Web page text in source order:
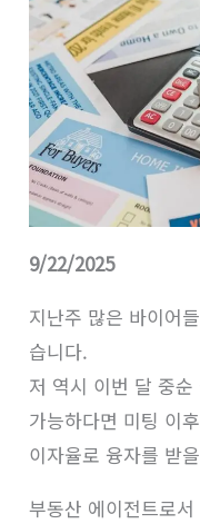
9/22/2025
지난주 많은 바이어
습니다.
저 역시 이번 달 중
가능하다면 미팅 이
이자율로 융자를 받
부동산 에이전트로